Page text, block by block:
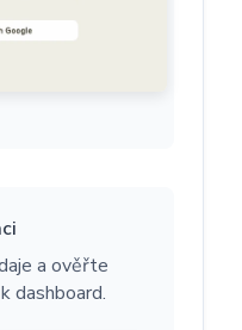
a ověřte
dashboard.